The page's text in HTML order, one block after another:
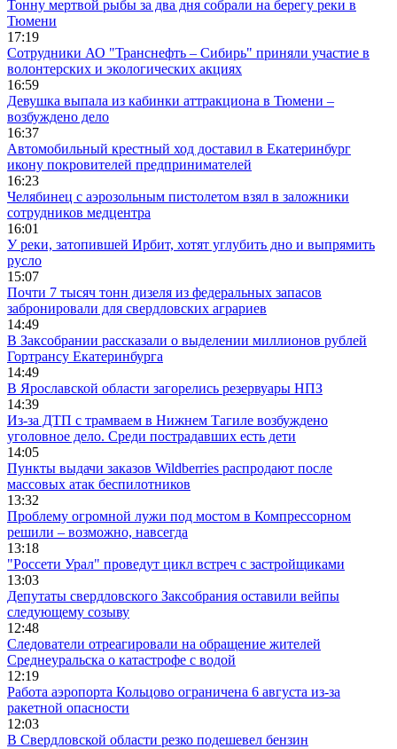
Тонну мертвой рыбы за два дня собрали на берегу реки в
Тюмени
17:19
Сотрудники АО "Транснефть – Сибирь" приняли участие в
волонтерских и экологических акциях
16:59
Девушка выпала из кабинки аттракциона в Тюмени –
возбуждено дело
16:37
Автомобильный крестный ход доставил в Екатеринбург
икону покровителей предпринимателей
16:23
Челябинец с аэрозольным пистолетом взял в заложники
сотрудников медцентра
16:01
У реки, затопившей Ирбит, хотят углубить дно и выпрямить
русло
15:07
Почти 7 тысяч тонн дизеля из федеральных запасов
забронировали для свердловских аграриев
14:49
В Заксобрании рассказали о выделении миллионов рублей
Гортрансу Екатеринбурга
14:49
В Ярославской области загорелись резервуары НПЗ
14:39
Из-за ДТП с трамваем в Нижнем Тагиле возбуждено
уголовное дело. Среди пострадавших есть дети
14:05
Пункты выдачи заказов Wildberries распродают после
массовых атак беспилотников
13:32
Проблему огромной лужи под мостом в Компрессорном
решили – возможно, навсегда
13:18
"Россети Урал" проведут цикл встреч с застройщиками
13:03
Депутаты свердловского Заксобрания оставили вейпы
следующему созыву
12:48
Следователи отреагировали на обращение жителей
Среднеуральска о катастрофе с водой
12:19
Работа аэропорта Кольцово ограничена 6 августа из-за
ракетной опасности
12:03
В Свердловской области резко подешевел бензин